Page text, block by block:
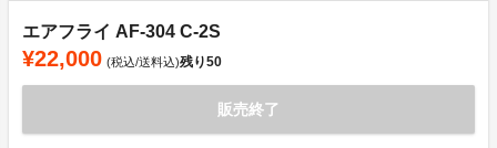
エアフライ AF-304 C-2S
¥22,000 (税込/送料込)残り50
販売終了